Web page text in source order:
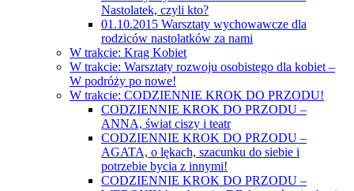
Nastolatek, czyli kto?
01.10.2015 Warsztaty wychowawcze dla
rodziców nastolatków za nami
W trakcie: Krąg Kobiet
W trakcie: Warsztaty rozwoju osobistego dla kobiet –
W podróży po nowe!
W trakcie: CODZIENNIE KROK DO PRZODU!
CODZIENNIE KROK DO PRZODU –
ANNA, świat ciszy i teatr
CODZIENNIE KROK DO PRZODU –
AGATA, o lękach, szacunku do siebie i
potrzebie bycia z innymi!
CODZIENNIE KROK DO PRZODU –